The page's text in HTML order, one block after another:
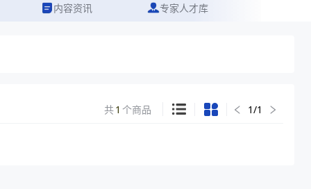
内容资讯 专家人才库
共1 个商品 1/1